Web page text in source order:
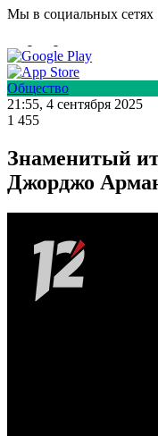
Мы в социальных сетях
Общество
21:55, 4 сентября 2025
1 455
Знаменитый
Джорджо